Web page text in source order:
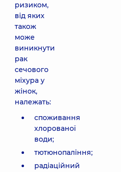
ризиком,
від яких
також
може
виникнути
рак
сечового
міхура у
жінок,
належать:
споживання
хлорованої
води;
тютюнопаління;
радіаційний